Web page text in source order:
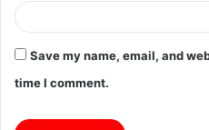
Save my name, email, and
time I comment.